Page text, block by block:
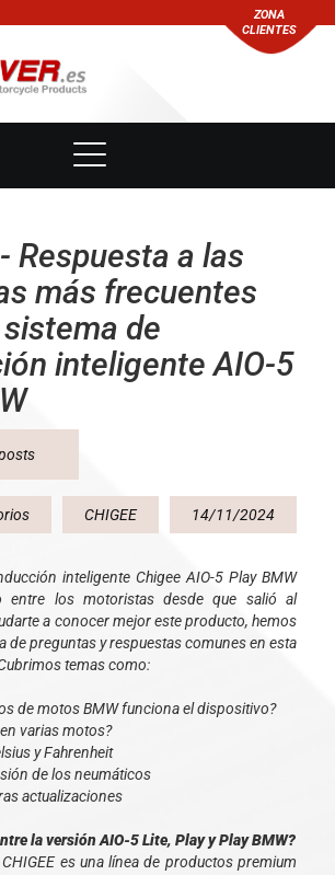
ZONA
CLIENTES
Respuesta a las
más frecuentes
de
inteligente AIO-5
CHIGEE 14/11/2024
inteligente Chigee AIO-5 Play BMW
entre los motoristas desde que salió al
a conocer mejor este producto, hemos
de preguntas y respuestas comunes en esta
temas como:
de motos BMW funciona el dispositivo?
varias motos?
y Fahrenheit
de los neumáticos
actualizaciones
la versión AIO-5 Lite, Play y Play BMW?
es una línea de productos premium